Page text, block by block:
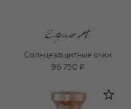
Солнцезащитные очки
96 750 ₽